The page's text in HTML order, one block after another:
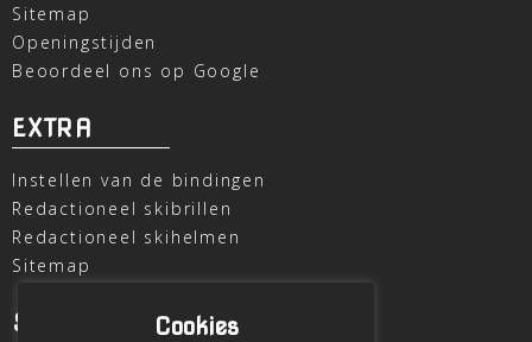
Sitemap
Openingstijden
Beoordeel ons op Google
EXTRA
Instellen van de bindingen
Redactioneel skibrillen
Redactioneel skihelmen
Sitemap
SKI OUTLETCookies